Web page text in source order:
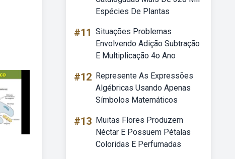
Espécies De Plantas
#11 Situações Problemas
Envolvendo Adição Subtração
E Multiplicação 4o Ano
#12 Represente As Expressões
Algébricas Usando Apenas
Símbolos Matemáticos
#13 Muitas Flores Produzem
Néctar E Possuem Pétalas
Coloridas E Perfumadas